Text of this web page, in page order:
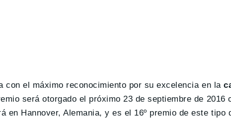
con el máximo reconocimiento por su excelencia en la
será otorgado el próximo 23 de septiembre de 2016
en Hannover, Alemania, y es el 16º premio de este tipo